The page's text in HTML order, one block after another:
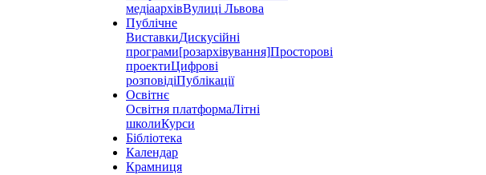
медіаархівВулиці Львова
Публічне
ВиставкиДискусійні
програми[розархівування]Просторові
проектиЦифрові
розповідіПублікації
Освітнє
Освітня платформаЛітні
школиКурси
Бібліотека
Календар
Крамниця